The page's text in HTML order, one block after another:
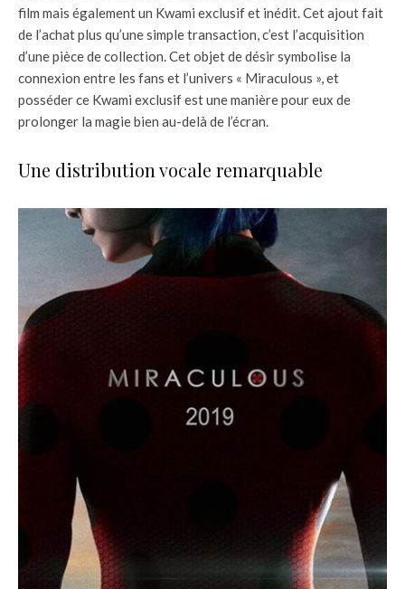
film mais également un Kwami exclusif et inédit. Cet ajout fait
de l’achat plus qu’une simple transaction, c’est l’acquisition
d’une pièce de collection. Cet objet de désir symbolise la
connexion entre les fans et l’univers « Miraculous », et
posséder ce Kwami exclusif est une manière pour eux de
prolonger la magie bien au-delà de l’écran.
Une distribution vocale remarquable